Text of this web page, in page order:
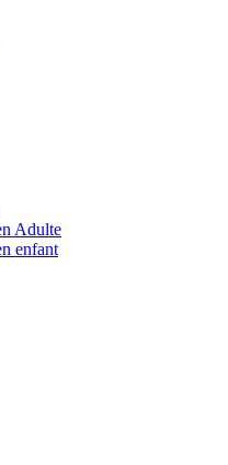
Adulte
enfant